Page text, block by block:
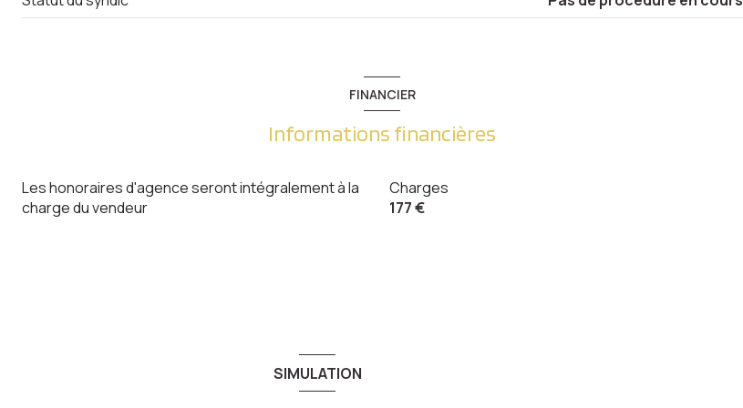
FINANCIER
Informations financières
Les honoraires d'agence seront intégralement à la
charge du vendeur
Charges
177 €
SIMULATION